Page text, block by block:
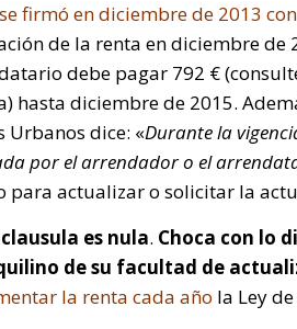
firmó en diciembre de 2013
de la renta en diciembre de
debe pagar 792 €
hasta diciembre de 2015.
Urbanos dice: «Durante la
por el arrendador o el
para actualizar o solicitar la
es nula. Choca con lo
de su facultad de
la renta cada año la Ley